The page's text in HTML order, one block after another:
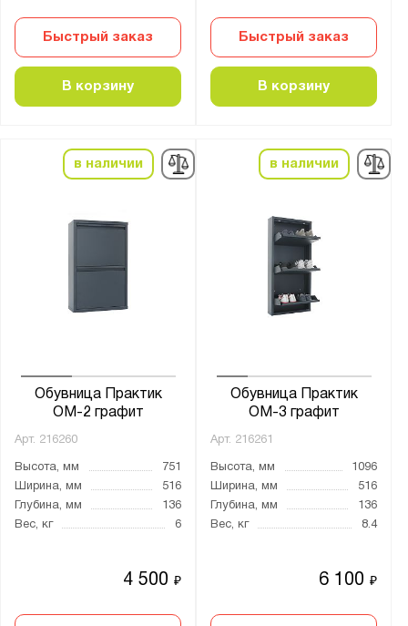
Быстрый заказ
В корзину
Быстрый заказ
В корзину
в наличии
Обувница Практик
ОМ-2 графит
Арт. 216260
Высота, мм
751
Ширина, мм
516
Глубина, мм
136
Вес, кг
6
4 500₽
в наличии
Обувница Практик
ОМ-3 графит
Арт. 216261
Высота, мм
1096
Ширина, мм
516
Глубина, мм
136
Вес, кг
8.4
6 100₽
Показать Сбросить